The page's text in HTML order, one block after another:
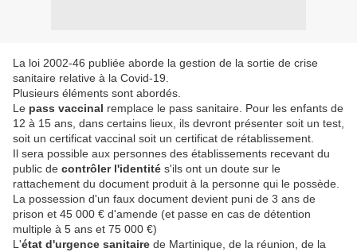
La loi 2002-46 publiée aborde la gestion de la sortie de crise
sanitaire relative à la Covid-19.
Plusieurs éléments sont abordés.
Le pass vaccinal remplace le pass sanitaire. Pour les enfants de
12 à 15 ans, dans certains lieux, ils devront présenter soit un test,
soit un certificat vaccinal soit un certificat de rétablissement.
Il sera possible aux personnes des établissements recevant du
public de contrôler l'identité s'ils ont un doute sur le
rattachement du document produit à la personne qui le possède.
La possession d'un faux document devient puni de 3 ans de
prison et 45 000 € d'amende (et passe en cas de détention
multiple à 5 ans et 75 000 €)
L'état d'urgence sanitaire de Martinique, de la réunion, de la